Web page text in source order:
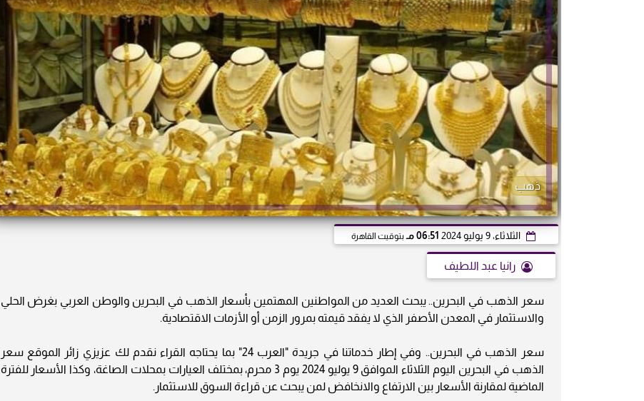
ذهب
الثلاثاء، 9 يوليو 2024 06:51 مـ بتوقيت القاهرة
رانيا عبد اللطيف
سعر الذهب في البحرين.. يبحث العديد من المواطنين المهتمين بأسعار الذهب في البحرين والوطن العربي بغرض الحلي
والاستثمار في المعدن الأصفر الذي لا يفقد قيمته بمرور الزمن أو الأزمات الاقتصادية.
سعر الذهب في البحرين.. وفي إطار خدماتنا في جريدة "العرب 24" بما يحتاجه القراء نقدم لك عزيزي زائر الموقع سعر
الذهب في البحرين اليوم الثلاثاء الموافق 9 يوليو 2024 يوم 3 محرم، بمختلف العيارات بمحلات الصاغة، وكذا الأسعار للفترة
الماضية لمقارنة الأسعار بين الارتفاع والانخافض لمن يبحث عن قراءة السوق للاستثمار.